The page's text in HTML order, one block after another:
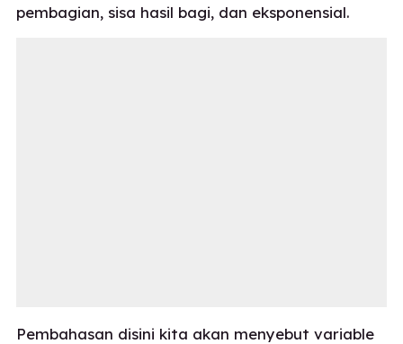
pembagian, sisa hasil bagi, dan eksponensial.
Pembahasan disini kita akan menyebut variable